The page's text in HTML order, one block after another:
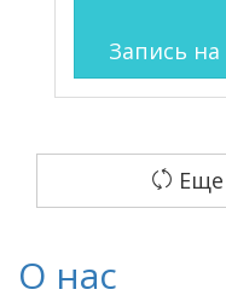
Запись
О нас